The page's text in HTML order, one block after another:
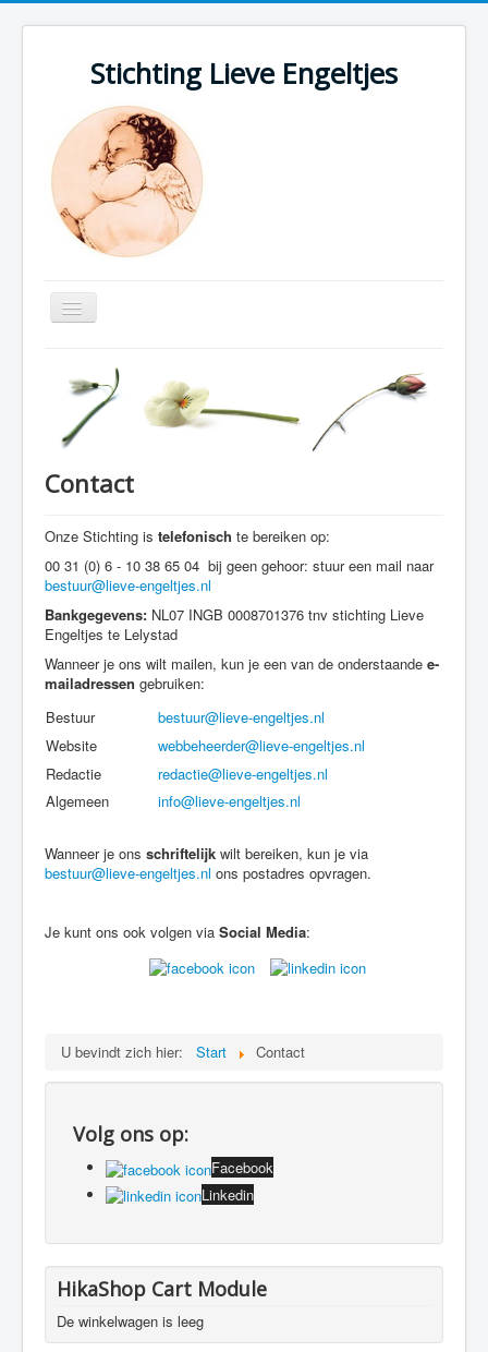
Stichting Lieve Engeltjes
Schakelen
navigatie
LIEVE ENGELTJES
CONTACT MET LOTGENOTEN
ONZE ENGELTJES
DONATEUR EN MAGAZINE
Webwinkel
Contact
Onze Stichting is telefonisch te bereiken op:
00 31 (0) 6 - 10 38 65 04 bij geen gehoor: stuur een mail naar
bestuur@lieve-engeltjes.nl
Bankgegevens: NL07 INGB 0008701376 tnv stichting Lieve
Engeltjes te Lelystad
Wanneer je ons wilt mailen, kun je een van de onderstaande e-
mailadressen gebruiken:
Bestuur
bestuur@lieve-engeltjes.nl
Website
webbeheerder@lieve-engeltjes.nl
Redactie
redactie@lieve-engeltjes.nl
Algemeen
info@lieve-engeltjes.nl
Wanneer je ons schriftelijk wilt bereiken, kun je via
bestuur@lieve-engeltjes.nl ons postadres opvragen.
Je kunt ons ook volgen via Social Media:
U bevindt zich hier: Start Contact
Volg ons op:
Facebook
Linkedin
HikaShop Cart Module
De winkelwagen is leeg